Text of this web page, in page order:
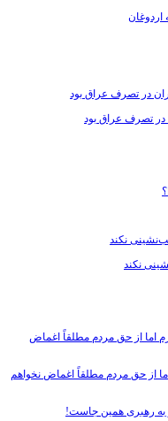
نکند
از حق مردم مطلقاً اغماض نخواهم